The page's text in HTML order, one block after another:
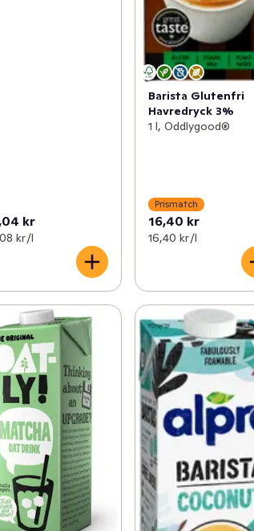
kr
kr /l
Barista Glutenfri
Havredryck 3%
1 l, Oddlygood®
Prismatch
16,40 kr
16,40 kr /l